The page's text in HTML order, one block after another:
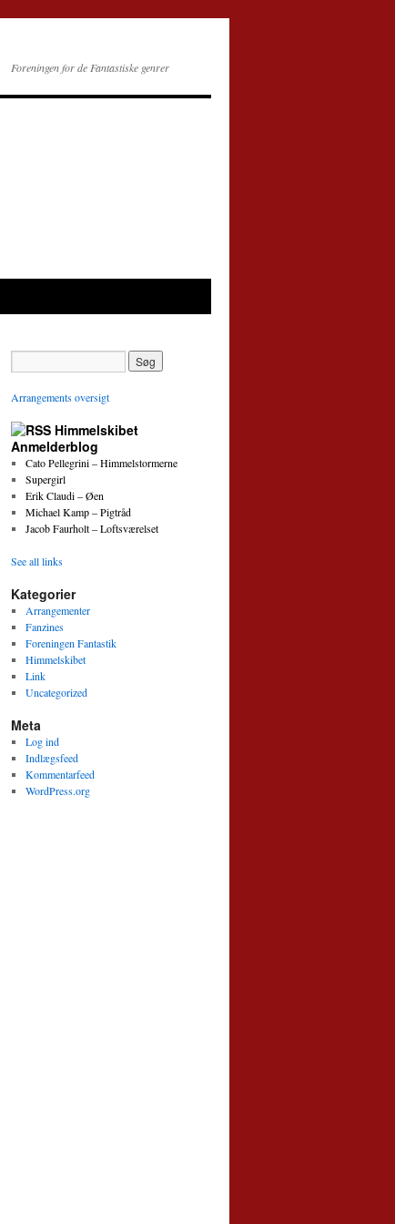
Foreningen for de Fantastiske genrer
Arrangements oversigt
Himmelskibet
Anmelderblog
Cato Pellegrini – Himmelstormerne
Supergirl
Erik Claudi – Øen
Michael Kamp – Pigtråd
Jacob Faurholt – Loftsværelset
See all links
Kategorier
Arrangementer
Fanzines
Foreningen Fantastik
Himmelskibet
Link
Uncategorized
Meta
Log ind
Indlægsfeed
Kommentarfeed
WordPress.org